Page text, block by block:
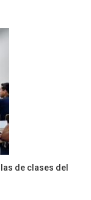
de clases del